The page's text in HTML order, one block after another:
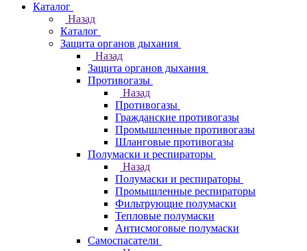
Каталог
Назад
Каталог
Защита органов дыхания
Назад
Защита органов дыхания
Противогазы
Назад
Противогазы
Гражданские противогазы
Промышленные противогазы
Шланговые противогазы
Полумаски и респираторы
Назад
Полумаски и респираторы
Промышленные респираторы
Фильтрующие полумаски
Тепловые полумаски
Антисмоговые полумаски
Самоспасатели